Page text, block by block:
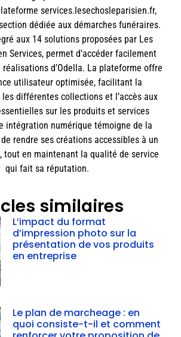
similaires
L’impact du format
d’impression photo sur la
présentation de vos produits
en entreprise
Le plan de marcheage : en
quoi consiste-t-il et comment
services.lesechosleparisien.fr,
dédiée aux démarches funéraires.
aux 14 solutions proposées par Les
Services, permet d’accéder facilement
d’Odella. La plateforme offre
utilisateur optimisée, facilitant la
différentes collections et l’accès aux
sur les produits et services
intégration numérique témoigne de la
rendre ses créations accessibles à un
tout en maintenant la qualité de service
qui fait sa réputation.